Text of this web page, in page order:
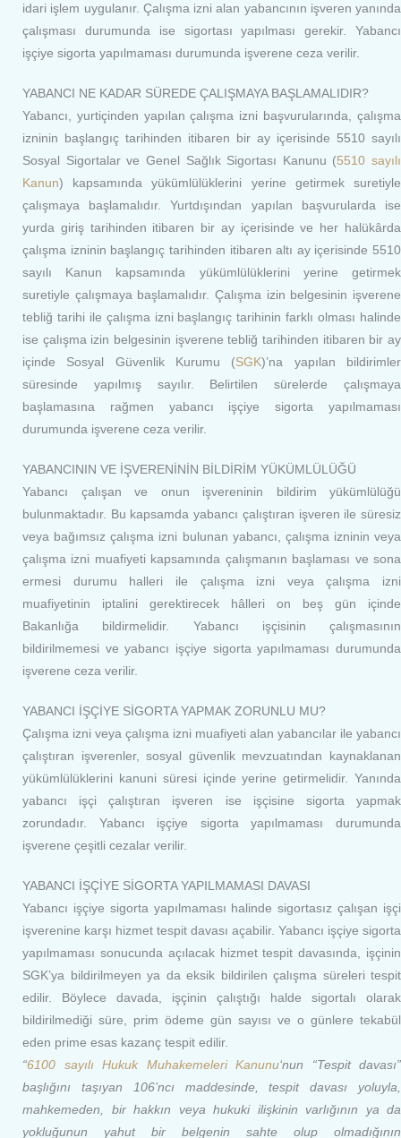
idari işlem uygulanır. Çalışma izni alan yabancının işveren yanında
çalışması durumunda ise sigortası yapılması gerekir. Yabancı
işçiye sigorta yapılmaması durumunda işverene ceza verilir.
YABANCI NE KADAR SÜREDE ÇALIŞMAYA BAŞLAMALIDIR?
Yabancı, yurtiçinden yapılan çalışma izni başvurularında, çalışma
izninin başlangıç tarihinden itibaren bir ay içerisinde 5510 sayılı
Sosyal Sigortalar ve Genel Sağlık Sigortası Kanunu (5510 sayılı
Kanun) kapsamında yükümlülüklerini yerine getirmek suretiyle
çalışmaya başlamalıdır. Yurtdışından yapılan başvurularda ise
yurda giriş tarihinden itibaren bir ay içerisinde ve her halükârda
çalışma izninin başlangıç tarihinden itibaren altı ay içerisinde 5510
sayılı Kanun kapsamında yükümlülüklerini yerine getirmek
suretiyle çalışmaya başlamalıdır. Çalışma izin belgesinin işverene
tebliğ tarihi ile çalışma izni başlangıç tarihinin farklı olması halinde
ise çalışma izin belgesinin işverene tebliğ tarihinden itibaren bir ay
içinde Sosyal Güvenlik Kurumu (SGK)’na yapılan bildirimler
süresinde yapılmış sayılır. Belirtilen sürelerde çalışmaya
başlamasına rağmen yabancı işçiye sigorta yapılmaması
durumunda işverene ceza verilir.
YABANCININ VE İŞVERENİNİN BİLDİRİM YÜKÜMLÜLÜĞÜ
Yabancı çalışan ve onun işvereninin bildirim yükümlülüğü
bulunmaktadır. Bu kapsamda yabancı çalıştıran işveren ile süresiz
veya bağımsız çalışma izni bulunan yabancı, çalışma izninin veya
çalışma izni muafiyeti kapsamında çalışmanın başlaması ve sona
ermesi durumu halleri ile çalışma izni veya çalışma izni
muafiyetinin iptalini gerektirecek hâlleri on beş gün içinde
Bakanlığa bildirmelidir. Yabancı işçisinin çalışmasının
bildirilmemesi ve yabancı işçiye sigorta yapılmaması durumunda
işverene ceza verilir.
YABANCI İŞÇİYE SİGORTA YAPMAK ZORUNLU MU?
Çalışma izni veya çalışma izni muafiyeti alan yabancılar ile yabancı
çalıştıran işverenler, sosyal güvenlik mevzuatından kaynaklanan
yükümlülüklerini kanuni süresi içinde yerine getirmelidir. Yanında
yabancı işçi çalıştıran işveren ise işçisine sigorta yapmak
zorundadır. Yabancı işçiye sigorta yapılmaması durumunda
işverene çeşitli cezalar verilir.
YABANCI İŞÇİYE SİGORTA YAPILMAMASI DAVASI
Yabancı işçiye sigorta yapılmaması halinde sigortasız çalışan işçi
işverenine karşı hizmet tespit davası açabilir. Yabancı işçiye sigorta
yapılmaması sonucunda açılacak hizmet tespit davasında, işçinin
SGK’ya bildirilmeyen ya da eksik bildirilen çalışma süreleri tespit
edilir. Böylece davada, işçinin çalıştığı halde sigortalı olarak
bildirilmediği süre, prim ödeme gün sayısı ve o günlere tekabül
eden prime esas kazanç tespit edilir.
“6100 sayılı Hukuk Muhakemeleri Kanunu‘nun “Tespit davası”
başlığını taşıyan 106’ncı maddesinde, tespit davası yoluyla,
mahkemeden, bir hakkın veya hukuki ilişkinin varlığının ya da
yokluğunun yahut bir belgenin sahte olup olmadığının